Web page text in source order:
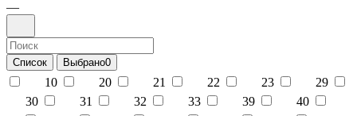
—
Список Выбрано0
10 20 21 22 23
29
30
31 32 33 39
40